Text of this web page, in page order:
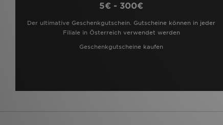
5€ - 300€
Der ultimative Geschenkgutschein. Gutscheine können in jeder
Filiale in Österreich verwendet werden
Geschenkgutscheine kaufen